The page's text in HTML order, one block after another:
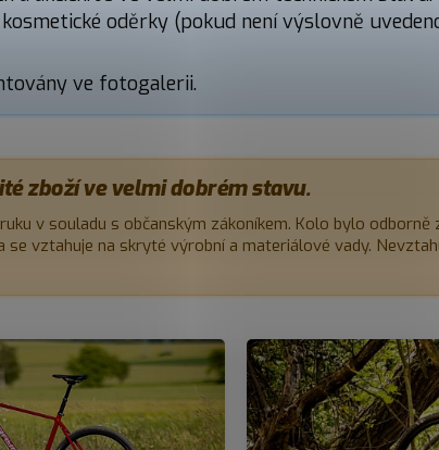
oděrky (pokud není výslovně
ve fotogalerii.
zboží ve velmi dobrém stavu.
v souladu s občanským zákoníkem. Kolo bylo
se vztahuje na skryté výrobní a materiálové vady.